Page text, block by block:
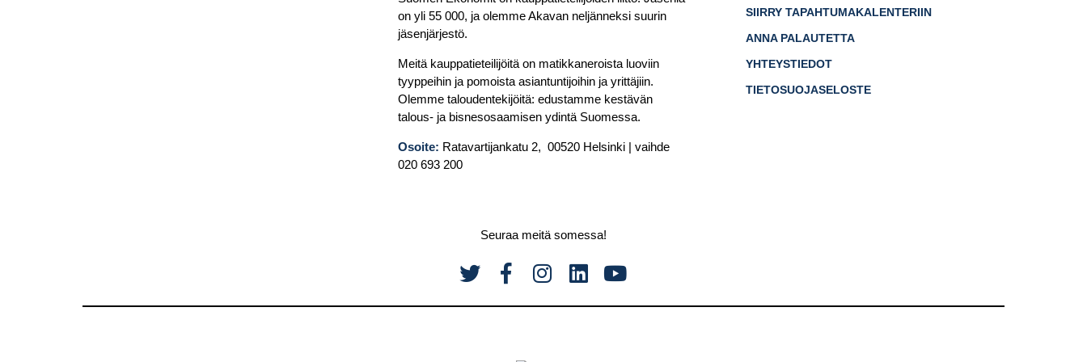
on yli 55 000, ja olemme Akavan neljänneksi suurin
jäsenjärjestö.
Meitä kauppatieteilijöitä on matikkaneroista luoviin
tyyppeihin ja pomoista asiantuntijoihin ja yrittäjiin.
Olemme taloudentekijöitä: edustamme kestävän
talous- ja bisnesosaamisen ydintä Suomessa.
Osoite: Ratavartijankatu 2, 00520 Helsinki | vaihde
020 693 200
SIIRRY TAPAHTUMAKALENTERIIN
ANNA PALAUTETTA
YHTEYSTIEDOT
TIETOSUOJASELOSTE
Seuraa meitä somessa!